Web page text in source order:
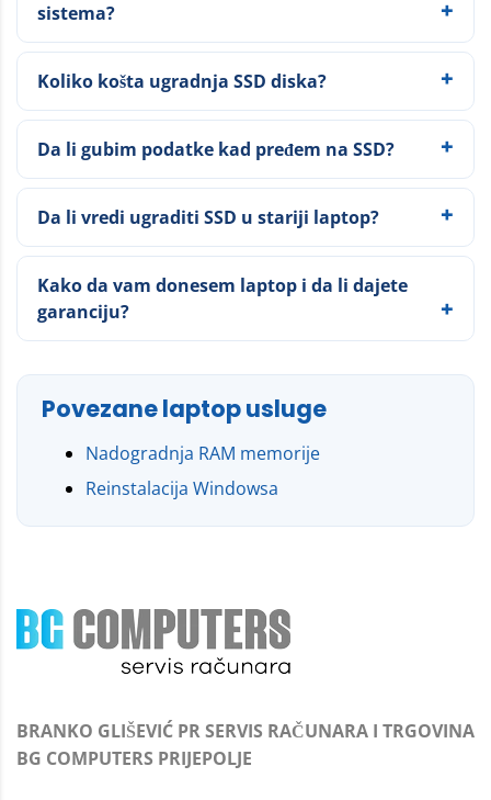
sistema?
Koliko košta ugradnja SSD diska?
Da li gubim podatke kad pređem na SSD?
Da li vredi ugraditi SSD u stariji laptop?
Kako da vam donesem laptop i da li dajete
garanciju?
Povezane laptop usluge
Nadogradnja RAM memorije
Reinstalacija Windowsa
BRANKO GLIŠEVIĆ PR SERVIS RAČUNARA I TRGOVINA
BG COMPUTERS PRIJEPOLJE